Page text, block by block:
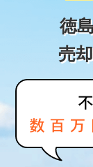
徳
売
不動産売却の流
不動産の売却・
家査定シミュレ
お問い合わせ